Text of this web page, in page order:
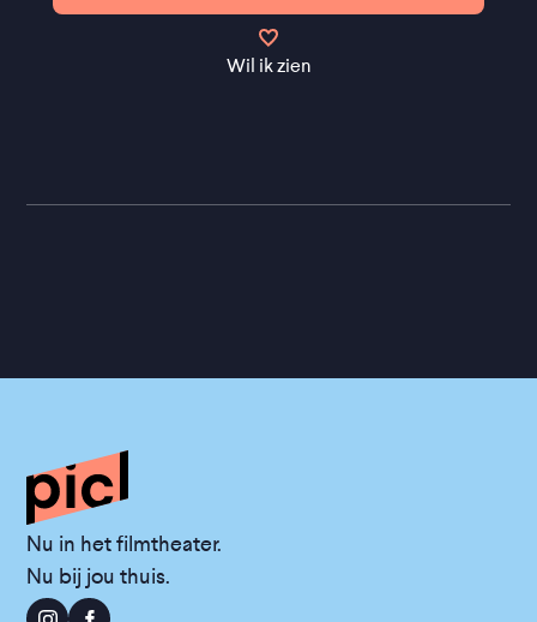
Wil ik zien
Nu in het filmtheater.
Nu bij jou thuis.